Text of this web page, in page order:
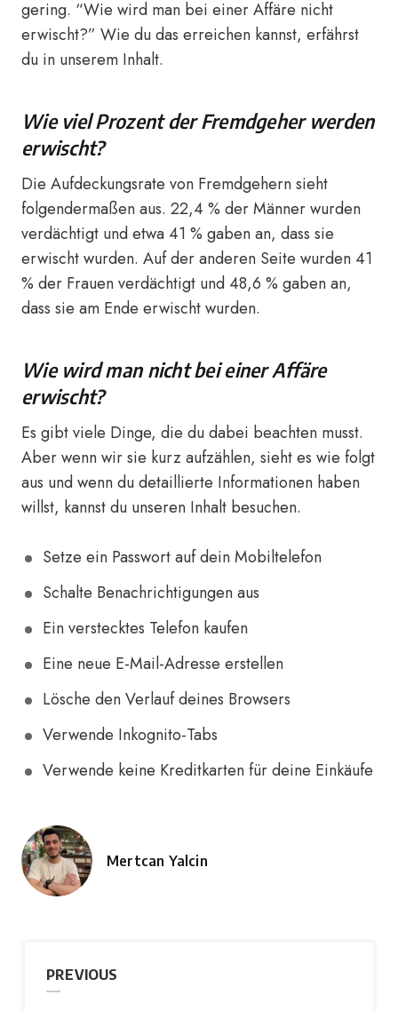
gering. “Wie wird man bei einer Affäre nicht
erwischt?” Wie du das erreichen kannst, erfährst
du in unserem Inhalt.
Wie viel Prozent der Fremdgeher werden
erwischt?
Die Aufdeckungsrate von Fremdgehern sieht
folgendermaßen aus. 22,4 % der Männer wurden
verdächtigt und etwa 41 % gaben an, dass sie
erwischt wurden. Auf der anderen Seite wurden 41
% der Frauen verdächtigt und 48,6 % gaben an,
dass sie am Ende erwischt wurden.
Wie wird man nicht bei einer Affäre
erwischt?
Es gibt viele Dinge, die du dabei beachten musst.
Aber wenn wir sie kurz aufzählen, sieht es wie folgt
aus und wenn du detaillierte Informationen haben
willst, kannst du unseren Inhalt besuchen.
Setze ein Passwort auf dein Mobiltelefon
Schalte Benachrichtigungen aus
Ein verstecktes Telefon kaufen
Eine neue E-Mail-Adresse erstellen
Lösche den Verlauf deines Browsers
Verwende Inkognito-Tabs
Verwende keine Kreditkarten für deine Einkäufe
Posted
Mertcan Yalcin
PREVIOUS